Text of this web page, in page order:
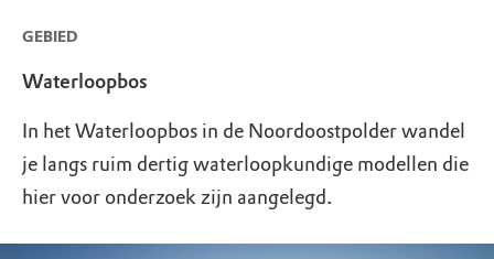
GEBIED
Waterloopbos
In het Waterloopbos in de Noordoostpolder wandel
je langs ruim dertig waterloopkundige modellen die
hier voor onderzoek zijn aangelegd.